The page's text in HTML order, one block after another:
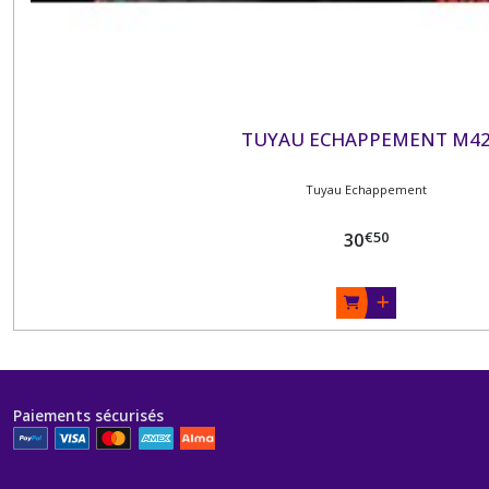
TUYAU ECHAPPEMENT
Tuyau Echappement
30€50
Paiements sécurisés